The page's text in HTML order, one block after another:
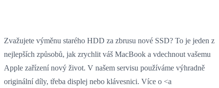
Zvažujete výměnu starého HDD za zbrusu nové SSD? To je jeden z
nejlepších způsobů, jak zrychlit váš MacBook a vdechnout vašemu
Apple zařízení nový život. V našem servisu používáme výhradně
originální díly, třeba displej nebo klávesnici. Více o <a